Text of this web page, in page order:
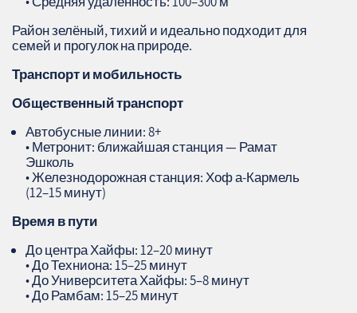
Район зелёный, тихий и идеально подходит для
семей и прогулок на природе.
Транспорт и мобильность
Общественный транспорт
Автобусные линии: 8+
• Метронит: ближайшая станция — Рамат
Эшколь
• Железнодорожная станция: Хоф а‑Кармель
(12–15 минут)
Время в пути
До центра Хайфы: 12–20 минут
• До Техниона: 15–25 минут
• До Университета Хайфы: 5–8 минут
• До Рамбам: 15–25 минут